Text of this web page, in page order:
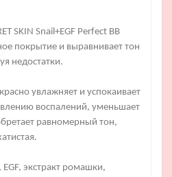
SKIN Snail+EGF Perfect BB
покрытие и выравнивает тон
недостатки.
увлажняет и успокаивает
воспалений, уменьшает
равномерный тон,
экстракт ромашки,